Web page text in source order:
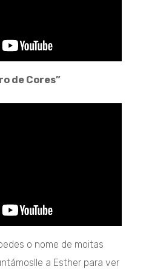
de Cores”
o nome de moitas
a Esther para ver